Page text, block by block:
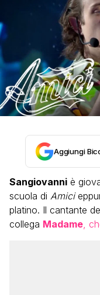
Aggiungi
Sangiovanni è
scuola di Amici
platino. Il cantante
collega Madame,